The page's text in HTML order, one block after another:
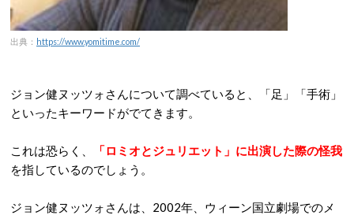
出典： https://www.yomitime.com/
ジョン健ヌッツォさんについて調べていると、「足」「手術」
といったキーワードがでてきます。
これは恐らく、
「ロミオとジュリエット」に出演した際の怪我
を指しているのでしょう。
ジョン健ヌッツォさんは、2002年、ウィーン国立劇場でのメ